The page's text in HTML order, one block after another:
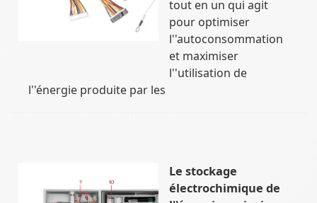
tout en un qui agit
pour optimiser
l''autoconsommation
et maximiser
l''utilisation de
l''énergie produite par les
Le stockage
électrochimique de